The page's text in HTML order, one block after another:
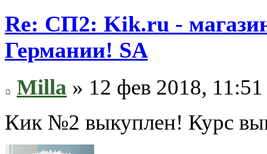
Re: СП2: Kik.ru -
Германии! SA
Milla » 12 фев 2018, 11:51
Кик №2 выкуплен! Курс